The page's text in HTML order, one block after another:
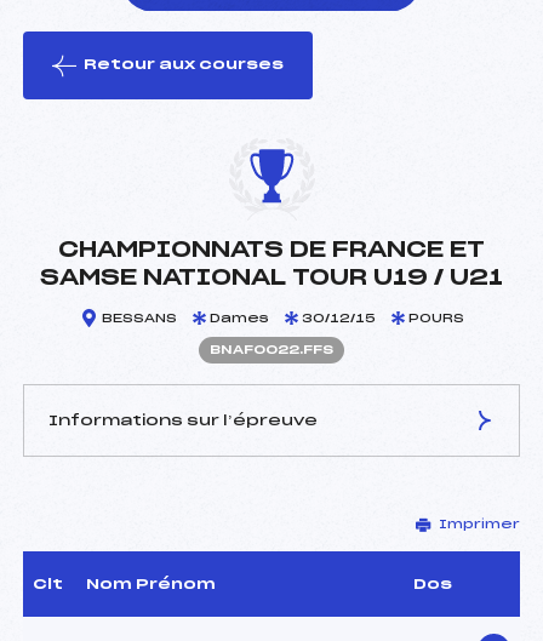
le ski
Retour aux courses
CHAMPIONNATS DE FRANCE ET
SAMSE NATIONAL TOUR U19 / U21
BESSANS Dames 30/12/15 POURS
BNAF0022.FFS
Informations sur l’épreuve
GRANDCLEMENT YVES
(MJ)
D.T Adjoint :
WOIRET PATRICK (LY)
Imprimer
Clt Nom Prénom Dos